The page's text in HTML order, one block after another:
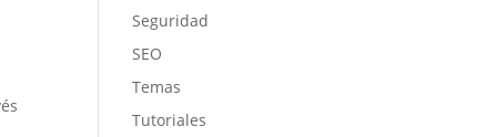
Seguridad
SEO
Temas
Tutoriales